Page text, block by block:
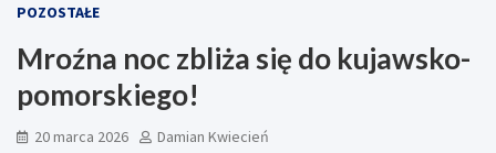
POZOSTAŁE
Mroźna noc zbliża się do kujawsko-
pomorskiego!
20 marca 2026 Damian Kwiecień